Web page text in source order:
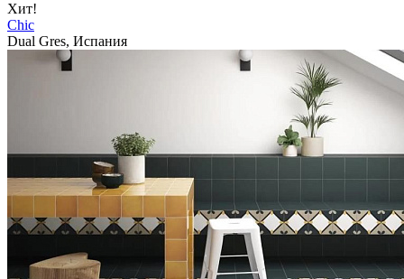
Хит!
Chic
Dual Gres, Испания